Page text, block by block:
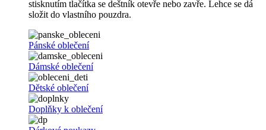
stisknutím tlačítka se deštník otevře nebo zavře. Lehce se dá
složit do vlastního pouzdra.
Pánské oblečení
Dámské oblečení
Dětské oblečení
Doplňky k oblečení